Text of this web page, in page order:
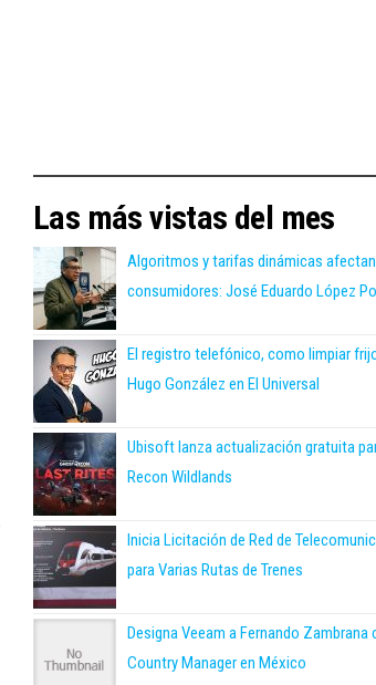
Las más vistas del mes
Algoritmos y tarifas dinámicas
consumidores: José Eduardo López
El registro telefónico, como limpiar
Hugo González en El Universal
Ubisoft lanza actualización gratuita
Recon Wildlands
Inicia Licitación de Red de
para Varias Rutas de Trenes
Designa Veeam a Fernando Zambrana
Country Manager en México